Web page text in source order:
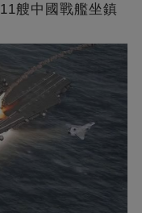
艘中國戰艦坐鎮